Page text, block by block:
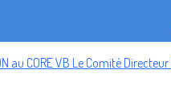
au CORE VB Le Comité Directeur